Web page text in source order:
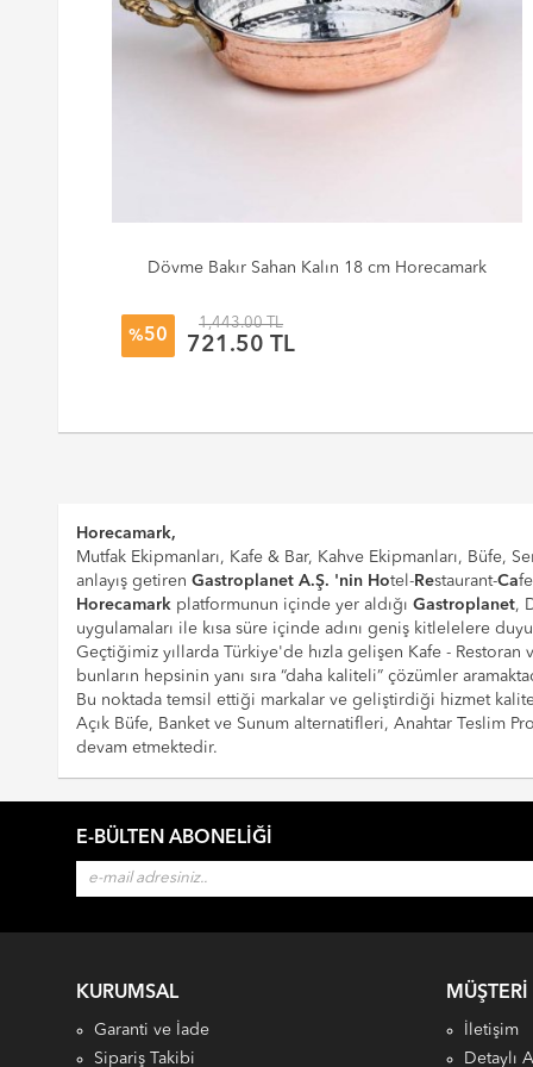
Dövme Bakır Sahan Kalın 18 cm Horecamark
%50
1,443.00 TL
721.50 TL
Horecamark,
Mutfak Ekipmanları, Kafe & Bar, Kahve Ekipmanları, Büfe,
anlayış getiren Gastroplanet A.Ş. 'nin Hotel-Restaurant-Ca
Horecamarkplatformunun içinde yer aldığı Gastroplanet,
uygulamaları ile kısa süre içinde adını geniş kitlelelere
Geçtiğimiz yıllarda Türkiye'de hızla gelişen Kafe -
bunların hepsinin yanı sıra “daha kaliteli” çözümler
Bu noktada temsil ettiği markalar ve geliştirdiği hizmet
Açık Büfe, Banket ve Sunum alternatifleri, Anahtar Teslim
devam etmektedir.
E-BÜLTEN ABONELIĞI
KURUMSAL
Garanti ve İade
Sipariş Takibi
İletişim
Detaylı